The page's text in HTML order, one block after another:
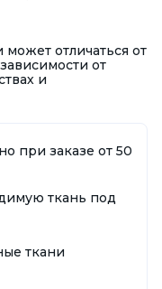
отличаться от
от
и
при заказе от 50
ткань под
ткани